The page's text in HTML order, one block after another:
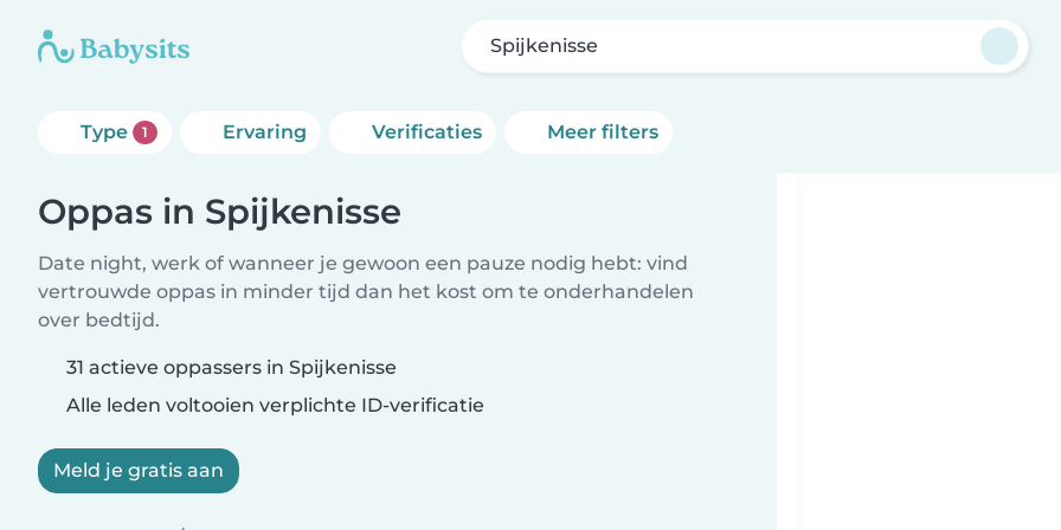
Spijkenisse
Type 1 Ervaring Verificaties Meer filters
Oppas in Spijkenisse
Date night, werk of wanneer je gewoon een pauze nodig hebt: vind
vertrouwde oppas in minder tijd dan het kost om te onderhandelen
over bedtijd.
31 actieve oppassers in Spijkenisse
Alle leden voltooien verplichte ID-verificatie
Meld je gratis aan